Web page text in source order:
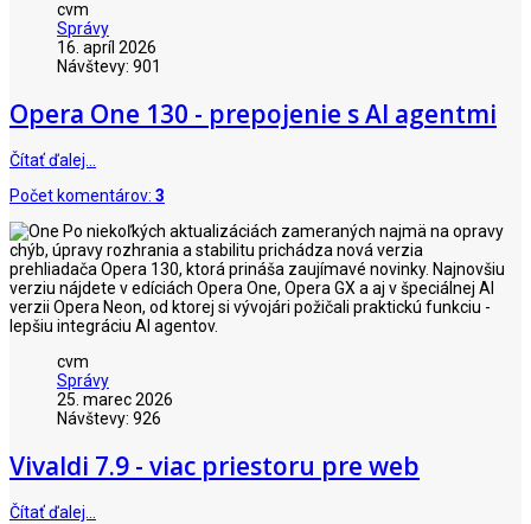
cvm
Správy
16. apríl 2026
Návštevy: 901
Opera One 130 - prepojenie s AI agentmi
Čítať ďalej…
Počet komentárov: 3
Po niekoľkých aktualizáciách zameraných najmä na opravy
chýb, úpravy rozhrania a stabilitu prichádza nová verzia
prehliadača Opera 130, ktorá prináša zaujímavé novinky. Najnovšiu
verziu nájdete v edíciách Opera One, Opera GX a aj v špeciálnej AI
verzii Opera Neon, od ktorej si vývojári požičali praktickú funkciu -
lepšiu integráciu AI agentov.
cvm
Správy
25. marec 2026
Návštevy: 926
Vivaldi 7.9 - viac priestoru pre web
Čítať ďalej…